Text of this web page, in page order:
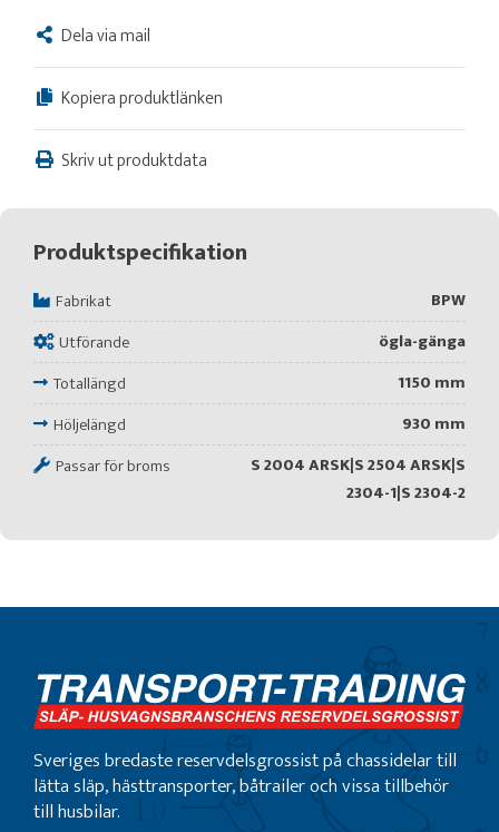
Dela via mail
Kopiera produktlänken
Skriv ut produktdata
Produktspecifikation
Fabrikat
BPW
Utförande
ögla-gänga
Totallängd
1150 mm
Höljelängd
930 mm
Passar för broms
S 2004 ARSK|S 2504 ARSK|S
2304-1|S 2304-2
Sveriges bredaste reservdelsgrossist på chassidelar till
lätta släp, hästtransporter, båtrailer och vissa tillbehör
till husbilar.